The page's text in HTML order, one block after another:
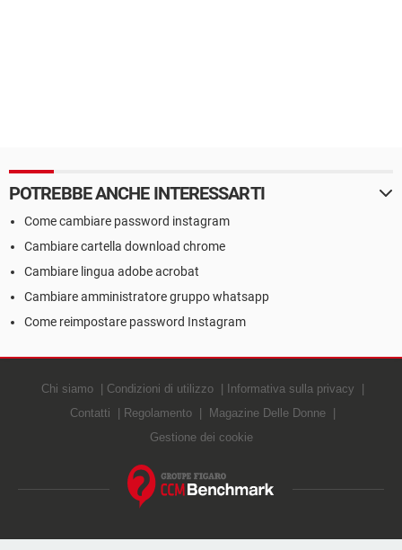
POTREBBE ANCHE INTERESSARTI
Come cambiare password instagram
Cambiare cartella download chrome
Cambiare lingua adobe acrobat
Cambiare amministratore gruppo whatsapp
Come reimpostare password Instagram
Chi siamo Condizioni di utilizzo
Informativa sulla privacy
Contatti
Regolamento
Magazine Delle Donne
Gestione dei cookie